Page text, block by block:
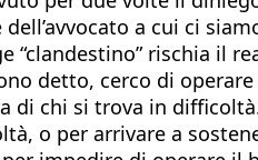
a cui ci
rischia il
detto, cerco di
chi si trova in
o per arrivare a